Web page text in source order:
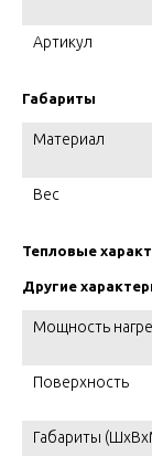
Артикул
Габариты
Материал
Вес
Тепловые
Другие
Мощность
Поверхность
Габариты